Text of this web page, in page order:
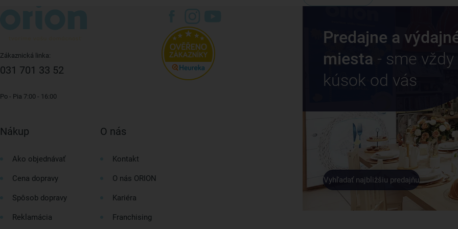
Predajne a
miesta - sme vždy
kúsok od vás
Vyhľadať najbližšiu predajňu
Zákaznická linka:
031 701 33 52
Po - Pia 7:00 - 16:00
Nákup
Ako objednávať
Cena dopravy
Spôsob dopravy
Reklamácia
O nás
Kontakt
O nás ORION
Kariéra
Franchising